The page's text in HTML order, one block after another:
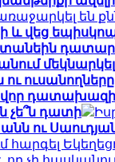
են
և վեց
տանեին
մեկնարկել
ու
չե՞ն դատի
ու